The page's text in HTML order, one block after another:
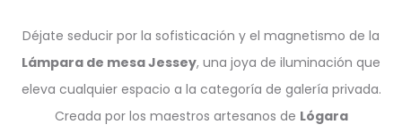
Déjate seducir por la sofisticación y el magnetismo de la
Lámpara de mesa Jessey, una joya de iluminación que
eleva cualquier espacio a la categoría de galería privada.
Creada por los maestros artesanos de Lógara